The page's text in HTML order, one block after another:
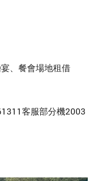
、餐會場地租借
客服部分機2003